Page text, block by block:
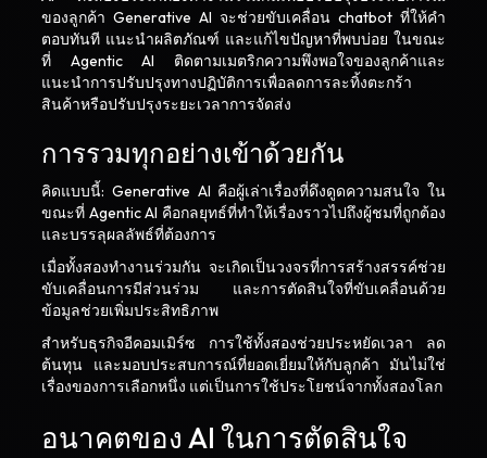
ของลูกค้า Generative AI จะช่วยขับเคลื่อน chatbot ที่ให้คำ
ตอบทันที แนะนำผลิตภัณฑ์ และแก้ไขปัญหาที่พบบ่อย ในขณะ
ที่ Agentic AI ติดตามเมตริกความพึงพอใจของลูกค้าและ
แนะนำการปรับปรุงทางปฏิบัติการเพื่อลดการละทิ้งตะกร้า
สินค้าหรือปรับปรุงระยะเวลาการจัดส่ง
การรวมทุกอย่างเข้าด้วยกัน
คิดแบบนี้: Generative AI คือผู้เล่าเรื่องที่ดึงดูดความสนใจ ใน
ขณะที่ Agentic AI คือกลยุทธ์ที่ทำให้เรื่องราวไปถึงผู้ชมที่ถูกต้อง
และบรรลุผลลัพธ์ที่ต้องการ
เมื่อทั้งสองทำงานร่วมกัน จะเกิดเป็นวงจรที่การสร้างสรรค์ช่วย
ขับเคลื่อนการมีส่วนร่วม และการตัดสินใจที่ขับเคลื่อนด้วย
ข้อมูลช่วยเพิ่มประสิทธิภาพ
สำหรับธุรกิจอีคอมเมิร์ซ การใช้ทั้งสองช่วยประหยัดเวลา ลด
ต้นทุน และมอบประสบการณ์ที่ยอดเยี่ยมให้กับลูกค้า มันไม่ใช่
เรื่องของการเลือกหนึ่ง แต่เป็นการใช้ประโยชน์จากทั้งสองโลก
อนาคตของ AI ในการตัดสินใจ